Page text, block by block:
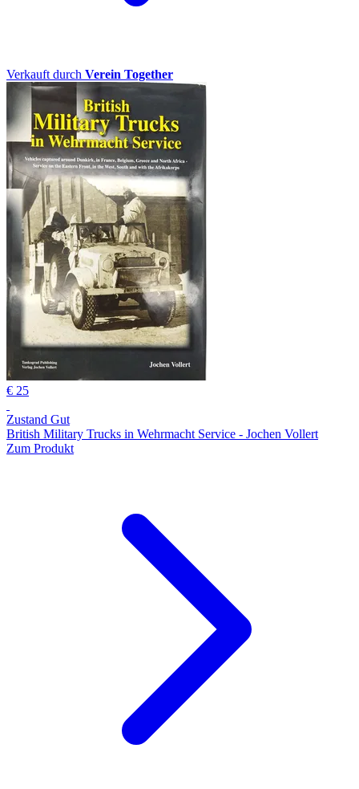
Verkauft durch Verein Together
€ 25
Zustand Gut
British Military Trucks in Wehrmacht Service - Jochen Vollert
Zum Produkt